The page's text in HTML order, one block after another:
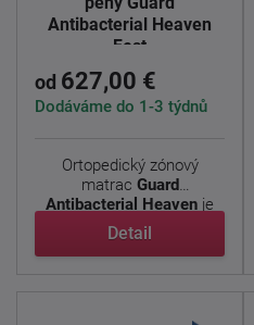
Antibacterial Heaven
Fest
od 627,00 €
Dodáváme do 1-3 týdnů
Ortopedický zónový
matrac Guard
Antibacterial Heaven je
vhodný pre ...
Detail